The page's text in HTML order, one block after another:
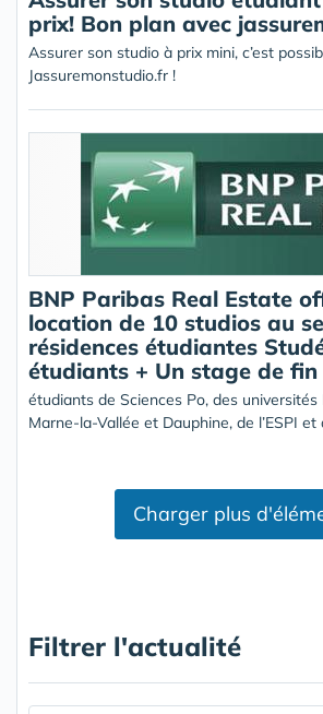
prix! Bon plan avec
Assurer son studio à prix mini, c’est
Jassuremonstudio.fr !
BNP Paribas Real Estate
location de 10 studios au
résidences étudiantes
étudiants + Un stage de
étudiants de Sciences Po, des universités
Marne-la-Vallée et Dauphine, de l’ESPI et
Charger plus
Filtrer l'actualité